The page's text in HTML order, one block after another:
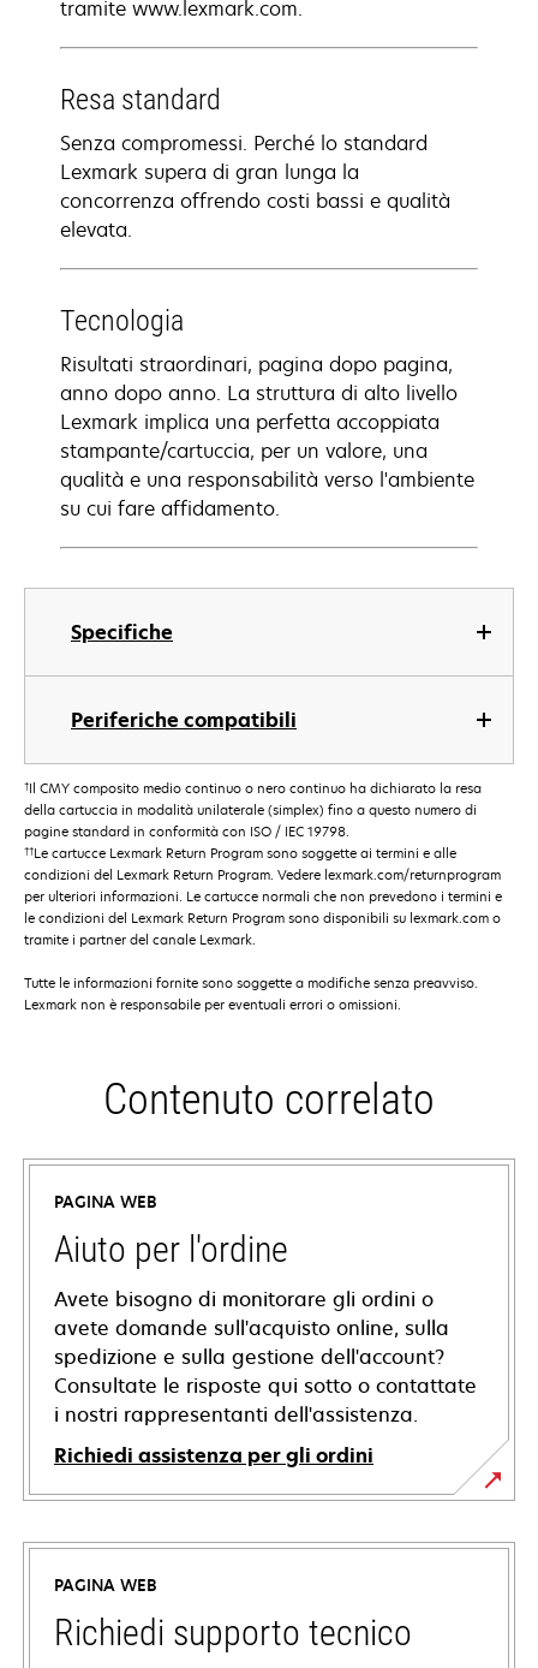
Specifiche
Periferiche compatibili
tramite www.lexmark.com.
Resa standard
Senza compromessi. Perché lo standard
Lexmark supera di gran lunga la
concorrenza offrendo costi bassi e qualità
elevata.
Tecnologia
Risultati straordinari, pagina dopo pagina,
anno dopo anno. La struttura di alto livello
Lexmark implica una perfetta accoppiata
stampante/cartuccia, per un valore, una
qualità e una responsabilità verso l'ambiente
su cui fare affidamento.
†Il CMY composito medio continuo o nero continuo ha dichiarato la resa
della cartuccia in modalità unilaterale (simplex) fino a questo numero di
pagine standard in conformità con ISO / IEC 19798.
††Le cartucce Lexmark Return Program sono soggette ai termini e alle
condizioni del Lexmark Return Program. Vedere lexmark.com/returnprogram
per ulteriori informazioni. Le cartucce normali che non prevedono i termini e
le condizioni del Lexmark Return Program sono disponibili su lexmark.com o
tramite i partner del canale Lexmark.
Tutte le informazioni fornite sono soggette a modifiche senza preavviso.
Lexmark non è responsabile per eventuali errori o omissioni.
Contenuto correlato
PAGINA WEB
Aiuto per l'ordine
Avete bisogno di monitorare gli ordini o
avete domande sull'acquisto online, sulla
spedizione e sulla gestione dell'account?
Consultate le risposte qui sotto o contattate
i nostri rappresentanti dell'assistenza.
Richiedi assistenza per gli ordini
PAGINA WEB
Richiedi supporto tecnico